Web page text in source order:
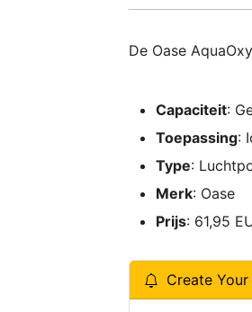
De Oase
Capaciteit:
Toepassing:
Type:
Merk: Oase
Prijs: 61,95
Create